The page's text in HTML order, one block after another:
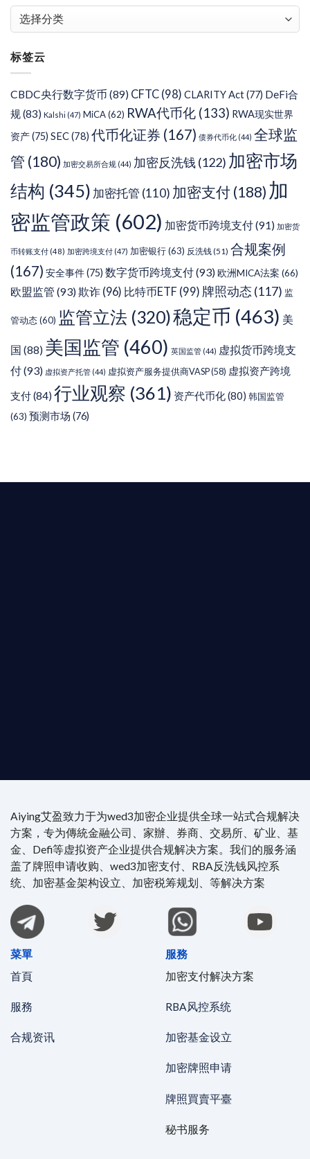
类
标签云
CBDC央行数字货币 (89) CFTC (98) CLARITY Act(77) DeFi合
规 (83) Kalshi (47) MiCA(62) RWA代币化 (133) RWA现实世界
资产(75) SEC(78) 代币化证券 (167) 债券代币化 (44) 全球监
管 (180) 加密交易所合规 (44) 加密反洗钱 (122) 加密市场
结构 (345) 加密托管 (110) 加密支付 (188) 加
密监管政策 (602) 加密货币跨境支付(91) 加密货
币转账支付 (48) 加密跨境支付 (47) 加密银行(63) 反洗钱(51) 合规案例
(167) 安全事件(75) 数字货币跨境支付(93)欧洲MICA法案 (66)
欧盟监管 (93)欺诈 (96) 比特币ETF (99) 牌照动态 (117) 监
管动态(60) 监管立法 (320)稳定币 (463) 美
国 (88) 美国监管 (460) 英国监管 (44) 虚拟货币跨境支
付(93) 虚拟资产托管 (44) 虚拟资产服务提供商VASP(58) 虚拟资产跨境
支付(84) 行业观察 (361) 资产代币化 (80) 韩国监管
(63) 预测市场 (76)
Aiying艾盈致力于为wed3加密企业提供全球一站式合规解决
方案，专为傳統金融公司、家辦、券商、交易所、矿业、基
金、Defi等虚拟资产企业提供合规解决方案。我们的服务涵
盖了牌照申请收购、wed3加密支付、RBA反洗钱风控系
统、加密基金架构设立、加密税筹规划、等解决方案
菜單
首頁
服務
合规资讯
服務
加密支付解决方案
RBA风控系统
加密基金设立
加密牌照申请
牌照買賣平臺
秘书服务